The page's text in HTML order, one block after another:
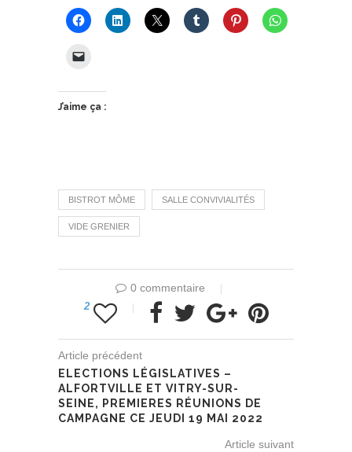
J’aime ça :
BISTROT MÔME SALLE CONVIVIALITÉS
VIDE GRENIER
0 commentaire
2
Article précédent
ELECTIONS LÉGISLATIVES –
ALFORTVILLE ET VITRY-SUR-
SEINE, PREMIERES RÉUNIONS DE
CAMPAGNE CE JEUDI 19 MAI 2022
Article suivant